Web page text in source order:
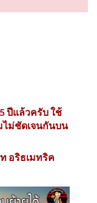
ปีแล้วครับ ใช้
ไม่ชัดเจนกันบน
อริธเมทริค